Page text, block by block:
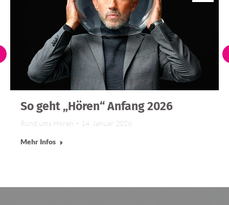
So geht „Hören“ Anfang 2026
Rund ums Hören 14. Januar 2026
Mehr Infos